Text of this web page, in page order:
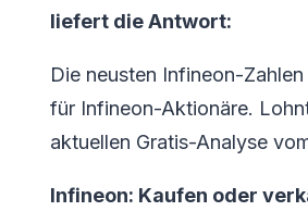
liefert die Antwort:
Die neusten Infineon-
für Infineon-Aktionäre.
aktuellen Gratis-Analyse
Infineon: Kaufen oder